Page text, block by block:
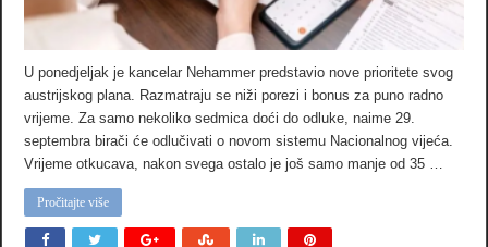
U ponedjeljak je kancelar Nehammer predstavio nove prioritete svog
austrijskog plana. Razmatraju se niži porezi i bonus za puno radno
vrijeme. Za samo nekoliko sedmica doći do odluke, naime 29.
septembra birači će odlučivati ​​o novom sistemu Nacionalnog vijeća.
Vrijeme otkucava, nakon svega ostalo je još samo manje od 35 …
Pročitajte više